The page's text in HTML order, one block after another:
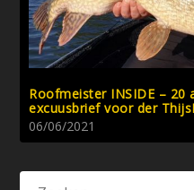
Roofmeister INSIDE –
excuusbrief voor der
06/06/2021